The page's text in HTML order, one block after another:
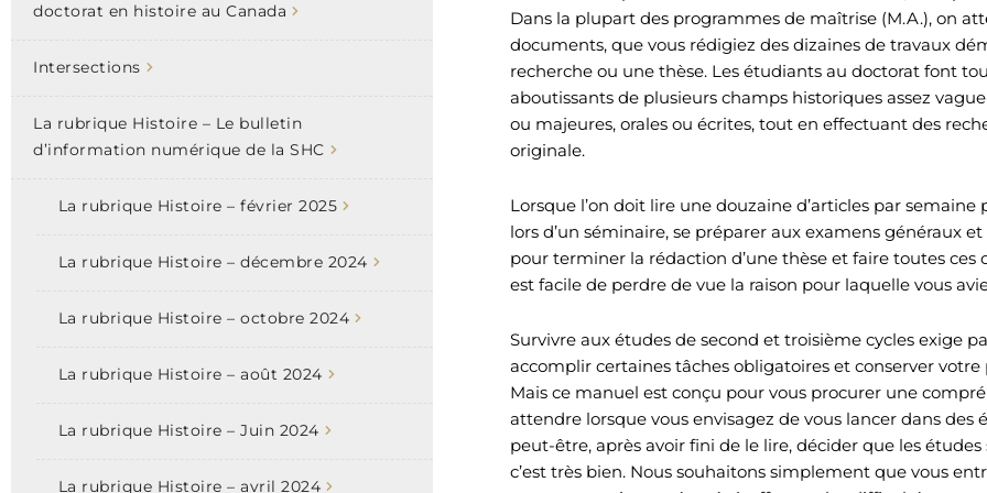
doctorat en histoire au Canada
Intersections
La rubrique Histoire – Le bulletin
d’information numérique de la SHC
La rubrique Histoire – février 2025
La rubrique Histoire – décembre 2024
La rubrique Histoire – octobre 2024
La rubrique Histoire – août 2024
La rubrique Histoire – Juin 2024
La rubrique Histoire – avril 2024
Dans la plupart des programmes de maîtrise (M.A.), on
documents, que vous rédigiez des dizaines de travaux
recherche ou une thèse. Les étudiants au doctorat font
aboutissants de plusieurs champs historiques assez
ou majeures, orales ou écrites, tout en effectuant des
originale.
Lorsque l’on doit lire une douzaine d’articles par
lors d’un séminaire, se préparer aux examens généraux
pour terminer la rédaction d’une thèse et faire toutes ces
est facile de perdre de vue la raison pour laquelle vous
Survivre aux études de second et troisième cycles exige
accomplir certaines tâches obligatoires et conserver votre
Mais ce manuel est conçu pour vous procurer une
attendre lorsque vous envisagez de vous lancer dans des
peut-être, après avoir fini de le lire, décider que les
c’est très bien. Nous souhaitons simplement que vous